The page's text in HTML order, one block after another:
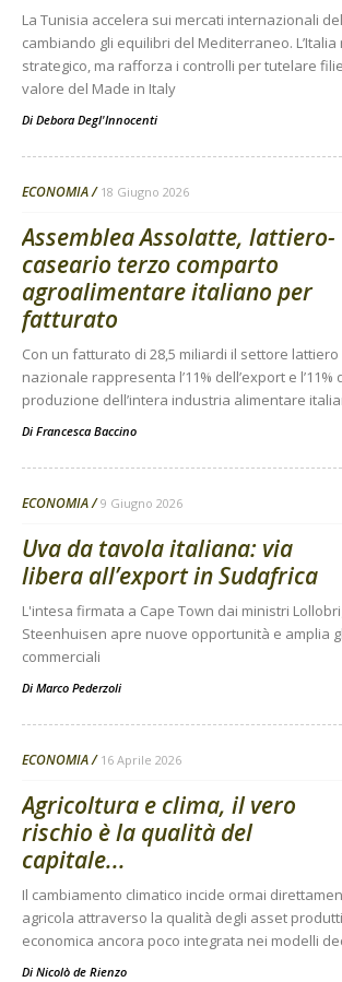
La Tunisia accelera sui mercati internazionali
cambiando gli equilibri del Mediterraneo.
strategico, ma rafforza i controlli per tutelare
valore del Made in Italy
Di Debora Degl'Innocenti
ECONOMIA 18 Giugno 2026
Assemblea Assolatte, lattiero-
caseario terzo comparto
agroalimentare italiano per
fatturato
Con un fatturato di 28,5 miliardi il settore
nazionale rappresenta l’11% dell’export e
produzione dell’intera industria alimentare
Di Francesca Baccino
ECONOMIA 9 Giugno 2026
Uva da tavola italiana: via
libera all’export in Sudafrica
L'intesa firmata a Cape Town dai ministri
Steenhuisen apre nuove opportunità e amplia
commerciali
Di Marco Pederzoli
ECONOMIA 16 Aprile 2026
Agricoltura e clima, il vero
rischio è la qualità del
capitale...
Il cambiamento climatico incide ormai
agricola attraverso la qualità degli asset
economica ancora poco integrata nei modelli
Di Nicolò de Rienzo